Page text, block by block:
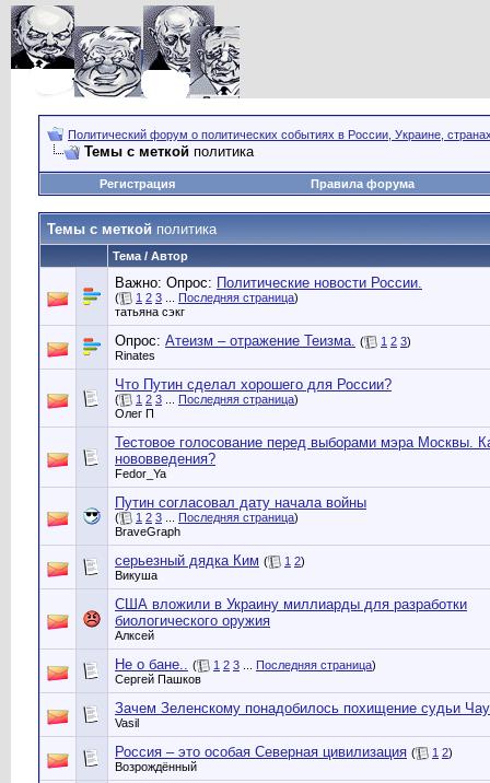
Политический форум о политических событиях в России, Украине,
Темы с меткой политика
Регистрация Правила форума
Темы с меткой политика
Тема / Автор
Важно: Опрос: Политические новости России.
( 1 2 3 Последняя страница)
татьяна сэкг
Опрос: Атеизм – отражение Теизма. ( 1 2 3)
Rinates
Что Путин сделал хорошего для России?
( 1 2 3 Последняя страница)
Олег П
Тестовое голосование перед выборами мэра Москвы.
нововведения?
Fedor_Ya
Путин согласовал дату начала войны
( 1 2 3 Последняя страница)
BraveGraph
серьезный дядка Ким ( 1 2)
Викуша
США вложили в Украину миллиарды для разработки
биологического оружия
Алксей
Не о бане.. ( 1 2 3 Последняя страница)
Сергей Пашков
Зачем Зеленскому понадобилось похищение судьи
Vasil
Россия – это особая Северная цивилизация ( 1 2)
Возрождённый